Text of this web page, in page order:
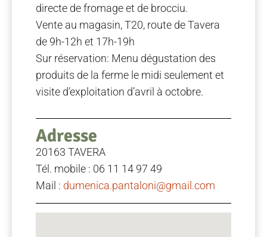
directe de fromage et de brocciu.
Vente au magasin, T20, route de Tavera
de 9h-12h et 17h-19h
Sur réservation: Menu dégustation des
produits de la ferme le midi seulement et
visite d’exploitation d’avril à octobre.
Adresse
20163 TAVERA
Tél. mobile : 06 11 14 97 49
Mail : dumenica.pantaloni@gmail.com